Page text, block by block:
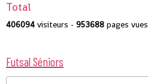
Total
406094 visiteurs - 953688 pages vues
Futsal Séniors